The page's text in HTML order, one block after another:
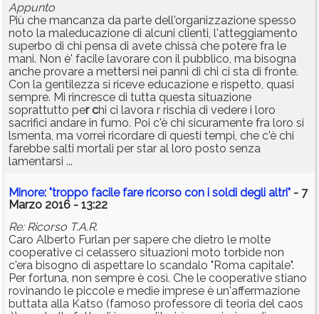
Appunto
Più che mancanza da parte dell'organizzazione spesso
noto la maleducazione di alcuni clienti, l'atteggiamento
superbo di chi pensa di avete chissà che potere fra le
mani. Non è' facile lavorare con il pubblico, ma bisogna
anche provare a mettersi nei panni di chi ci sta di fronte.
Con la gentilezza si riceve educazione e rispetto, quasi
sempre. Mi rincresce di tutta questa situazione
soprattutto per chi ci lavora r rischia di vedere i loro
sacrifici andare in fumo. Poi c'è chi sicuramente fra loro si
lsmenta, ma vorrei ricordare di questi tempi, che c'è chi
farebbe salti mortali per star al loro posto senza
lamentarsi ...
Minore: "troppo facile fare ricorso con i soldi degli altri" - 7
Marzo 2016 - 13:22
Re: Ricorso T.A.R.
Caro Alberto Furlan per sapere che dietro le molte
cooperative ci celassero situazioni moto torbide non
c'era bisogno di aspettare lo scandalo "Roma capitale".
Per fortuna, non sempre è così. Che le cooperative stiano
rovinando le piccole e medie imprese è un'affermazione
buttata alla Katso (famoso professore di teoria del caos